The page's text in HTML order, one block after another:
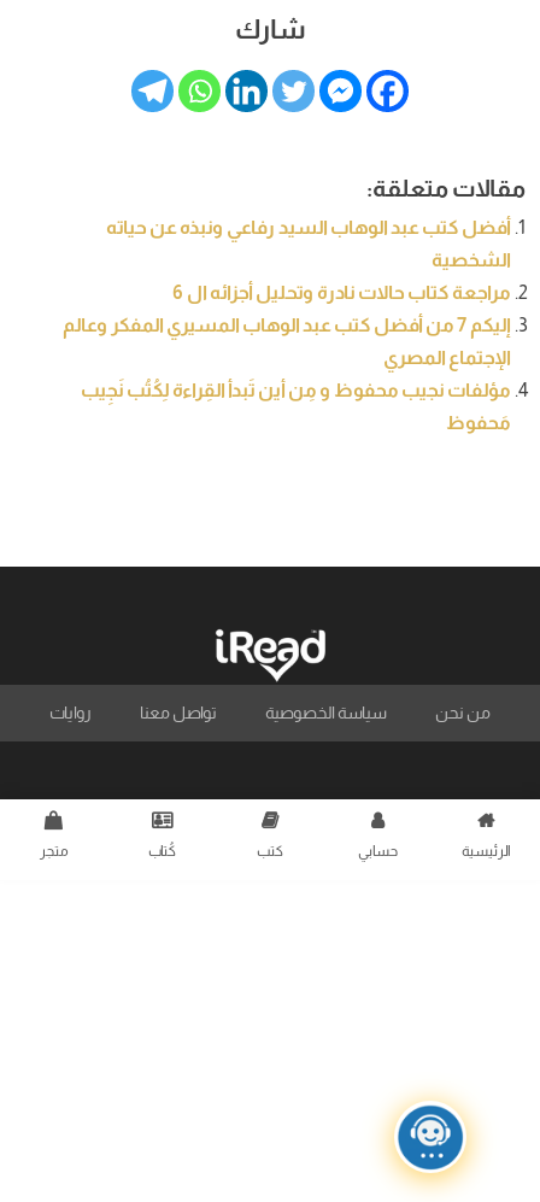
شارك
مقالات متعلقة:
أفضل كتب عبد الوهاب السيد رفاعي ونبذه عن حياته
الشخصية
مراجعة كتاب حالات نادرة وتحليل أجزائه ال 6
إليكم 7 من أفضل كتب عبد الوهاب المسيري المفكر وعالم
الإجتماع المصري
مؤلفات نجيب محفوظ و مِن أين تَبدأ القِراءة لِكُتُب نَجِيب
مَحفوظ
من نحن سياسة الخصوصية تواصل معنا روايات
الرئيسية حسابي كتب كُتاب متجر